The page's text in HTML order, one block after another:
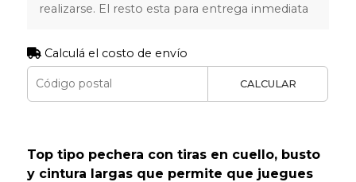
realizarse. El resto esta para entrega inmediata
Calculá el costo de envío
CALCULAR
Top tipo pechera con tiras en cuello, busto
y cintura largas que permite que juegues